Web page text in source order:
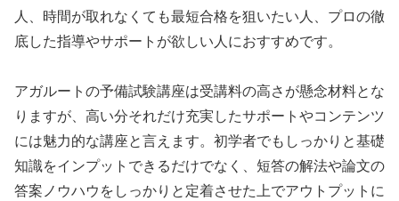
人、時間が取れなくても最短合格を狙いたい人、プロの徹
底した指導やサポートが欲しい人におすすめです。
アガルートの予備試験講座は受講料の高さが懸念材料とな
りますが、高い分それだけ充実したサポートやコンテンツ
には魅力的な講座と言えます。初学者でもしっかりと基礎
知識をインプットできるだけでなく、短答の解法や論文の
答案ノウハウをしっかりと定着させた上でアウトプットに